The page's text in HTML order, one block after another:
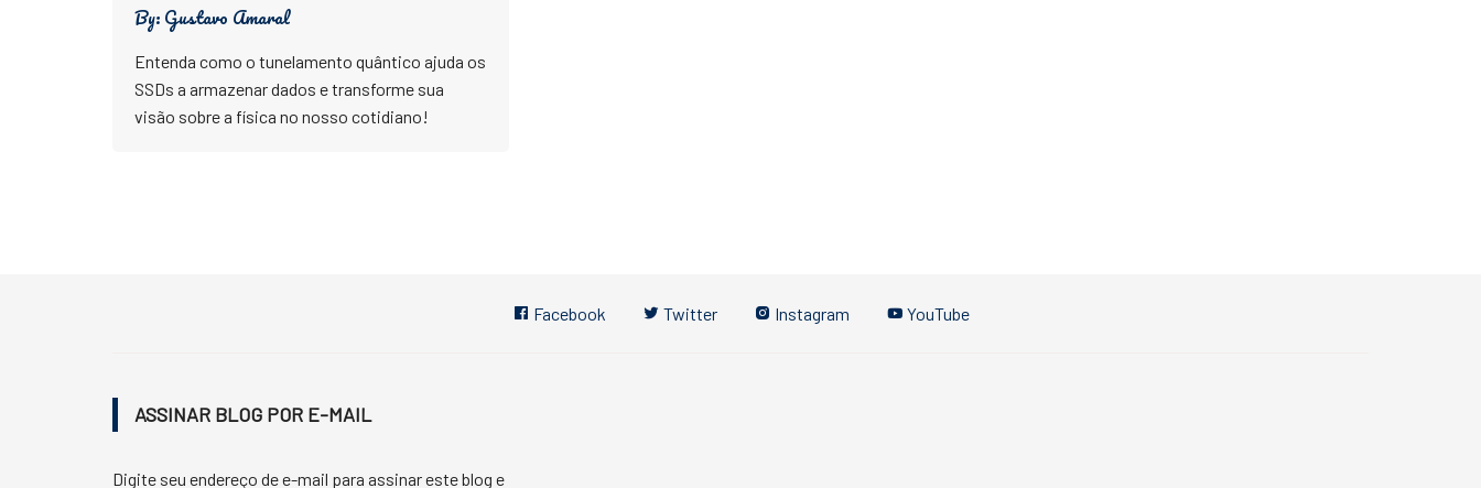
By:Gustavo Amaral
Entenda como o tunelamento quântico ajuda os
SSDs a armazenar dados e transforme sua
visão sobre a física no nosso cotidiano!
Facebook Twitter Instagram YouTube
ASSINAR BLOG POR E-MAIL
Digite seu endereço de e-mail para assinar este blog e